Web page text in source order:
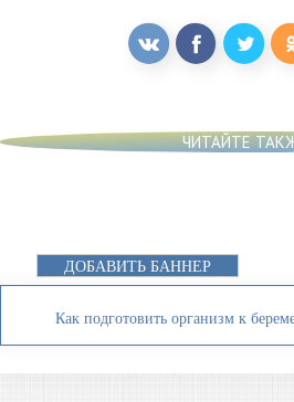
ЧИТАЙТЕ
ДОБАВИТЬ БАННЕР
Как подготовить организм к